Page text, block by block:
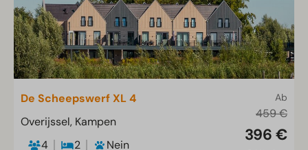
Ab
459 €
396 €
De Scheepswerf XL 4
Overijssel, Kampen
4
2
Nein